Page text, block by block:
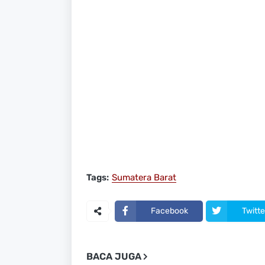
Tags: Sumatera Barat
Facebook
BACA JUGA